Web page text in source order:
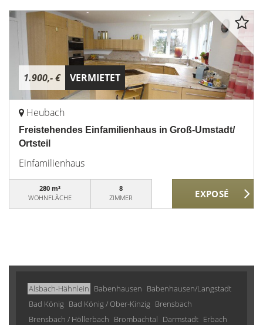
1.900,- € VERMIETET
Heubach
Freistehendes Einfamilienhaus in Groß-Umstadt/
Ortsteil
Einfamilienhaus
280 m²
WOHNFLÄCHE
8
ZIMMER
Alsbach-Hähnlein Babenhausen Babenhausen/Langstadt
Bad König Bad König / Ober-Kinzig Brensbach
Brensbach / Höllerbach Brombachtal Darmstadt Erbach